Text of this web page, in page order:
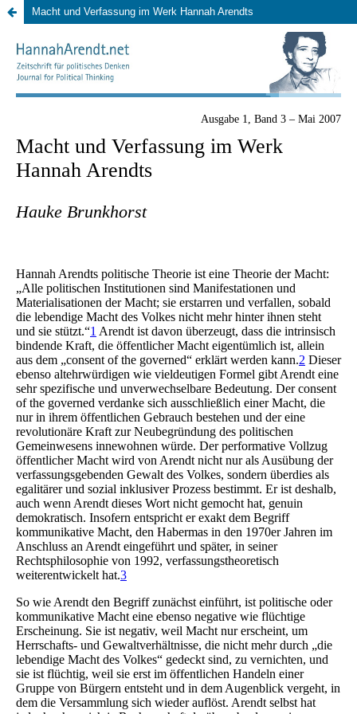
Macht und Verfassung im Werk Hannah Arendts